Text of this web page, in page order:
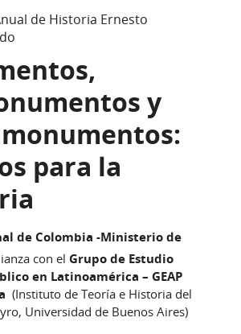
de Historia Ernesto
y
para la
de Colombia -Ministerio de
con el Grupo de Estudio
en Latinoamérica – GEAP
(Instituto de Teoría e Historia del
Universidad de Buenos Aires)